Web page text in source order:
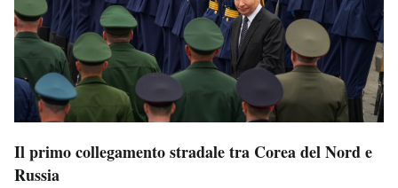
Il primo collegamento stradale tra Corea del Nord e
Russia